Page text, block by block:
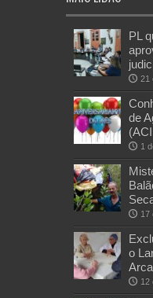
PL
21
de
1
17
o
12